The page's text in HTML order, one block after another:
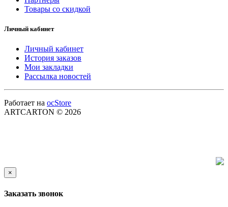
Товары со скидкой
Личный кабинет
Личный кабинет
История заказов
Мои закладки
Рассылка новостей
Работает на ocStore
ARTCARTON © 2026
×
Заказать звонок